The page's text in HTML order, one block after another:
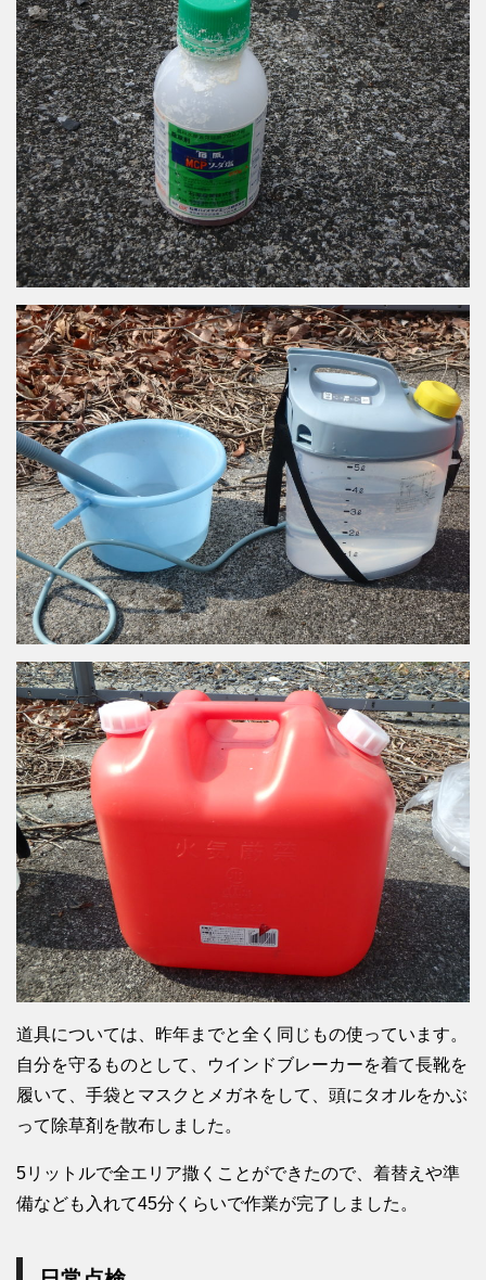
道具については、昨年までと全く同じもの使っています。
自分を守るものとして、ウインドブレーカーを着て長靴を
履いて、手袋とマスクとメガネをして、頭にタオルをかぶ
って除草剤を散布しました。
5リットルで全エリア撒くことができたので、着替えや準
備なども入れて45分くらいで作業が完了しました。